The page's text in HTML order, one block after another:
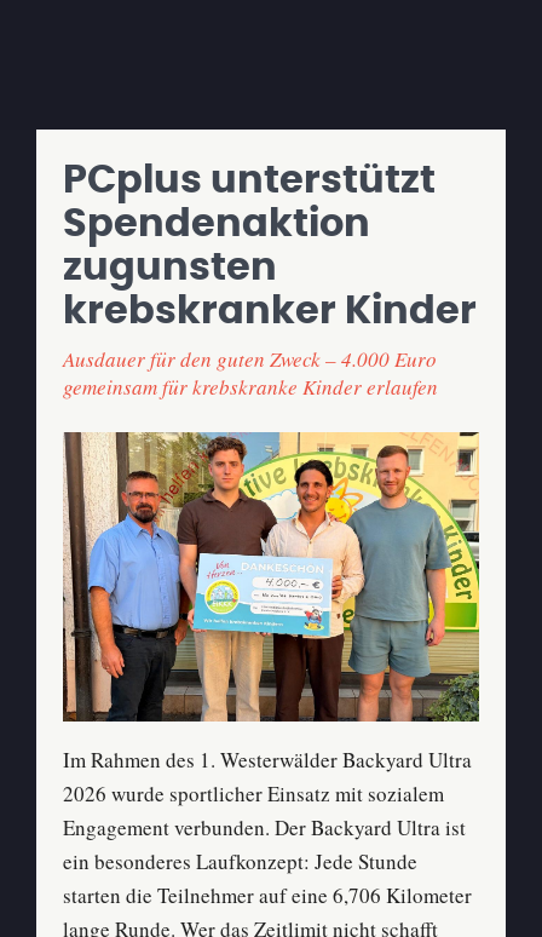
PCplus unterstützt
Spendenaktion
zugunsten
krebskranker Kinder
Ausdauer für den guten Zweck – 4.000 Euro
gemeinsam für krebskranke Kinder erlaufen
Im Rahmen des 1. Westerwälder Backyard Ultra
2026 wurde sportlicher Einsatz mit sozialem
Engagement verbunden. Der Backyard Ultra ist
ein besonderes Laufkonzept: Jede Stunde
starten die Teilnehmer auf eine 6,706 Kilometer
lange Runde. Wer das Zeitlimit nicht schafft